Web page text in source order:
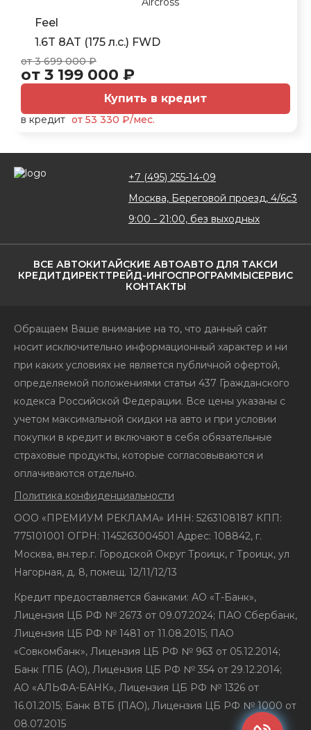
Feel
1.6T 8AT (175 л.с.) FWD
от 3 699 000 ₽
от 3 199 000 ₽
Купить в кредит
в кредит от 53 330 ₽/мес.
ВСЕ АВТОКИТАЙСКИЕ АВТОАВТО ДЛЯ ТАКСИ
КРЕДИТДИРЕКТТРЕЙД-ИНГОСПРОГРАММЫСЕРВИС
КОНТАКТЫ
+7 (495) 255-14-09
Москва, Береговой проезд, 4/6с3
9:00 - 21:00, без выходных
Обращаем Ваше внимание на то, что данный сайт
носит исключительно информационный характер и ни
при каких условиях не является публичной офертой,
определяемой положениями статьи 437 Гражданского
кодекса Российской Федерации. Все цены указаны с
учетом максимальной скидки на авто и при условии
покупки в кредит и включают в себя обязательные
страховые продукты, которые согласовываются и
оплачиваются отдельно.
Политика конфиденциальности
ООО «ПРЕМИУМ РЕКЛАМА» ИНН: 5263108187 КПП:
775101001 ОГРН: 1145263004501 Адрес: 108842, г.
Москва, вн.тер.г. Городской Округ Троицк, г Троицк, ул
Нагорная, д. 8, помещ. 12/11/12/13
Кредит предоставляется банками: АО «Т-Банк»,
Лицензия ЦБ РФ № 2673 от 09.07.2024; ПАО Сбербанк,
Лицензия ЦБ РФ № 1481 от 11.08.2015; ПАО
«Совкомбанк», Лицензия ЦБ РФ № 963 от 05.12.2014;
Банк ГПБ (АО), Лицензия ЦБ РФ № 354 от 29.12.2014;
АО «АЛЬФА-БАНК», Лицензия ЦБ РФ № 1326 от
16.01.2015; Банк ВТБ (ПАО), Лицензия ЦБ РФ № 1000 от
08.07.2015